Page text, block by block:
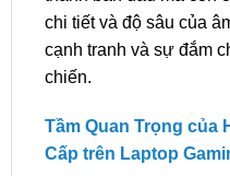
chi tiết và độ sâu của
cạnh tranh và sự đắm
chiến.
Tầm Quan Trọng của
Cấp trên Laptop